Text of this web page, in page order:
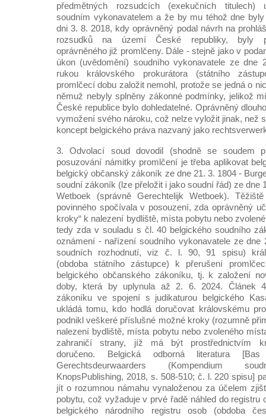
předmětných rozsudcích (exekučních titulech)
soudním vykonavatelem a že by mu téhož dne
dni 3. 8. 2018, kdy oprávněný podal návrh na
rozsudků na území České republiky, byly
oprávněného již promlčeny. Dále - stejně jako v
úkon (uvědomění) soudního vykonavatele ze dne
rukou královského prokurátora (státního
promlčecí dobu založit nemohl, protože se jedná o
němuž nebyly splněny zákonné podmínky, jelikož
České republice bylo dohledatelné. Oprávněný
vymožení svého nároku, což nelze vyložit jinak, než
koncept belgického práva nazvaný jako
3. Odvolací soud dovodil (shodně se soudem
posuzování námitky promlčení je třeba aplikovat
belgický občanský zákoník ze dne 21. 3. 1804 -
soudní zákoník (lze přeložit i jako soudní řád) ze dne
Wetboek (správně Gerechtelijk Wetboek).
povinného spočívala v posouzení, zda oprávněný
kroky“ k nalezení bydliště, místa pobytu nebo
tedy zda v souladu s čl. 40 belgického soudního
oznámení - nařízení soudního vykonavatele ze dne
soudních rozhodnutí, viz č. l. 90, 91 spisu)
(obdoba státního zástupce) k přerušení
belgického občanského zákoníku, tj. k založení
doby, která by uplynula až 2. 6. 2024. Článek
zákoníku ve spojení s judikaturou belgického
ukládá tomu, kdo hodlá doručovat královskému
podnikl veškeré příslušné možné kroky (rozumně
nalezení bydliště, místa pobytu nebo zvoleného
zahraničí strany, jíž má být prostřednictvím
doručeno. Belgická odborná literatura [Bas
Gerechtsdeurwaarders (Kompendium
KnopsPublishing, 2018, s. 508-510; č. l. 220 spisu]
jít o rozumnou námahu vynaloženou za účelem
pobytu, což vyžaduje v prvé řadě náhled do registru
belgického národního registru osob (obdoba